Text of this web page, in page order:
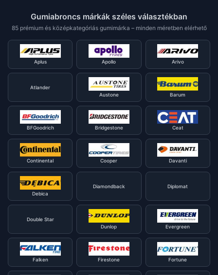
Gumiabroncs márkák széles választékban
85 prémium és középkategóriás gumimárka – minden méretben elérhető
Aplus Apollo Arivo
Atlander
Austone
Barum
BFGoodrich Bridgestone Ceat
Continental Cooper Davanti
Debica
Diamondback Diplomat
Double Star
Dunlop
Evergreen
Falken Firestone Fortune